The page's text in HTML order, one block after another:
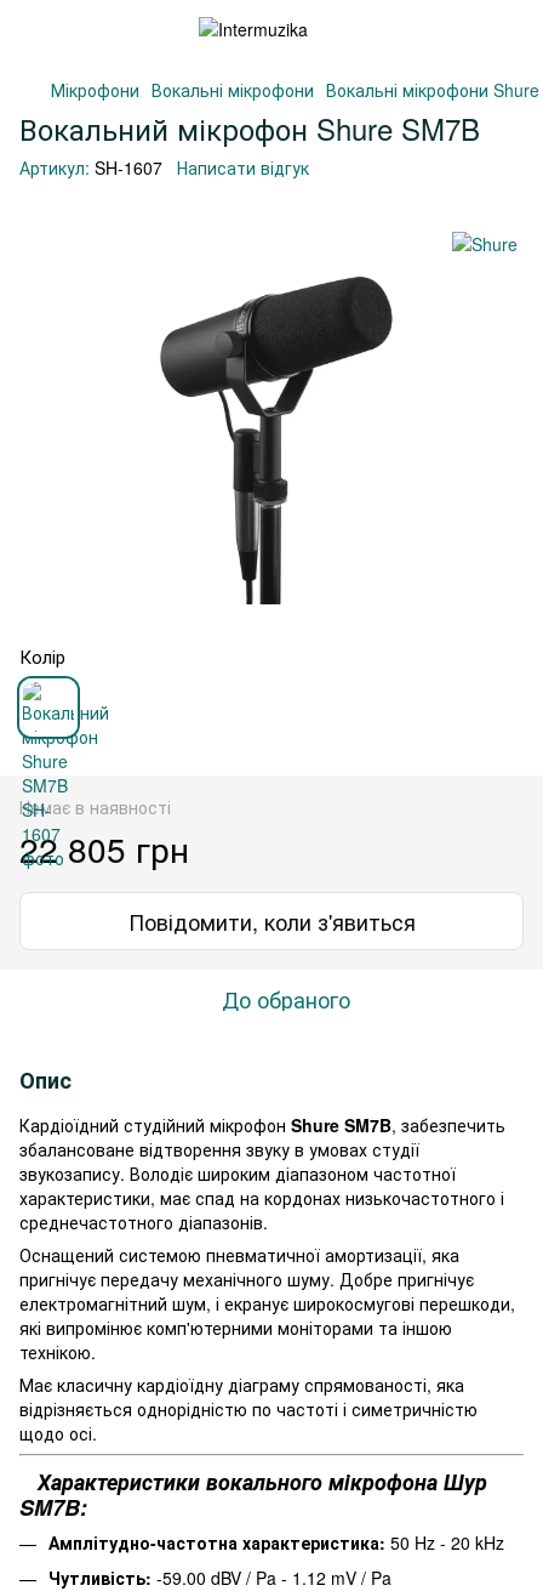
Мікрофони Вокальні мікрофони Вокальні мікрофони Shure
Вокальний мікрофон Shure SM7B
Артикул: SH-1607 Написати відгук
Колір
Немає в наявності
22 805 грн
Повідомити, коли з'явиться
До обраного
Опис
Кардіоїдний студійний мікрофон Shure SM7B, забезпечить
збалансоване відтворення звуку в умовах студії
звукозапису. Володіє широким діапазоном частотної
характеристики, має спад на кордонах низькочастотного і
среднечастотного діапазонів.
Оснащений системою пневматичної амортизації, яка
пригнічує передачу механічного шуму. Добре пригнічує
електромагнітний шум, і екранує широкосмугові перешкоди,
які випромінює комп'ютерними моніторами та іншою
технікою.
Має класичну кардіоїдну діаграму спрямованості, яка
відрізняється однорідністю по частоті і симетричністю
щодо осі.
Характеристики вокального мікрофона Шур
SM7B:
Амплітудно-частотна характеристика: 50 Hz - 20 kHz
Чутливість: -59.00 dBV / Pa - 1.12 mV / Pa